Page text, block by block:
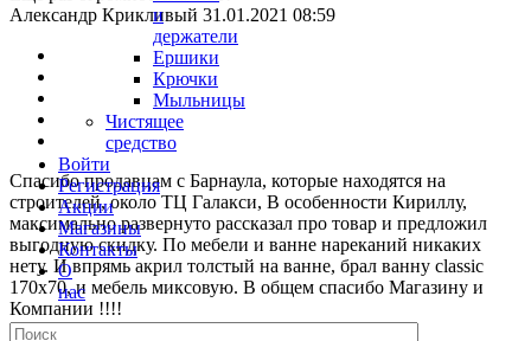
и
держатели
Ершики
Крючки
Мыльницы
Чистящее
средство
Войти
Регистрация
Акции
Магазины
Контакты
О
нас
Александр Крикливый 31.01.2021 08:59
Спасибо продавцам с Барнаула, которые находятся на
строителей, около ТЦ Галакси, В особенности Кириллу,
максимально развернуто рассказал про товар и предложил
выгодную скидку. По мебели и ванне нареканий никаких
нету. И впрямь акрил толстый на ванне, брал ванну classic
170x70, и мебель миксовую. В общем спасибо Магазину и
Компании !!!!
Sergei30.06.2020 10:12